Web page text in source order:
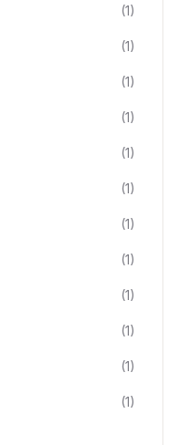
(1)
(1)
(1)
(1)
(1)
(1)
(1)
(1)
(1)
(1)
(1)
(1)